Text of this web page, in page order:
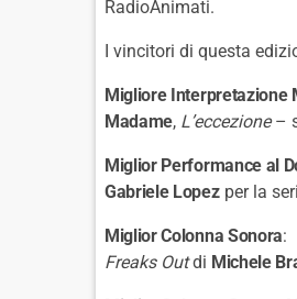
RadioAnimati.
I vincitori di questa
Migliore Interpretazione
Madame, L’eccezione–
Miglior Performance al
Gabriele Lopezper la
Miglior Colonna Sonora:
Freaks Outdi Michele